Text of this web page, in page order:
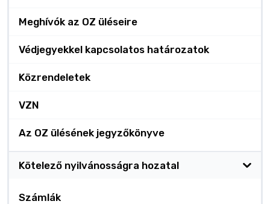
Meghívók az OZ üléseire
Védjegyekkel kapcsolatos határozatok
Közrendeletek
VZN
Az OZ ülésének jegyzőkönyve
Kötelező nyilvánosságra hozatal
Számlák